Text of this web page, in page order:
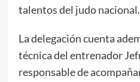
talentos del judo nacional.
La delegación cuenta
técnica del entrenador
responsable de